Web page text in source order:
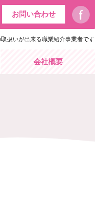
お問い合わせ
扱いが出来る職業紹介事業者です
会社概要